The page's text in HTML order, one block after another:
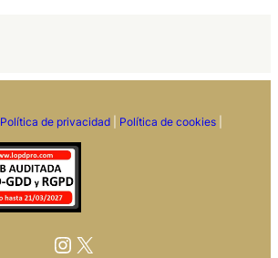
Política de privacidad| Política de cookies|
Instagram
X